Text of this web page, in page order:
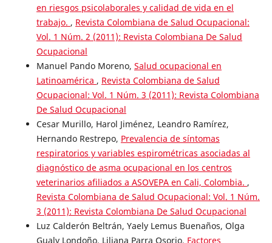
en riesgos psicolaborales y calidad de vida en el
trabajo. , Revista Colombiana de Salud Ocupacional:
Vol. 1 Núm. 2 (2011): Revista Colombiana De Salud
Ocupacional
Manuel Pando Moreno, Salud ocupacional en
Latinoamérica , Revista Colombiana de Salud
Ocupacional: Vol. 1 Núm. 3 (2011): Revista Colombiana
De Salud Ocupacional
Cesar Murillo, Harol Jiménez, Leandro Ramírez,
Hernando Restrepo, Prevalencia de síntomas
respiratorios y variables espirométricas asociadas al
diagnóstico de asma ocupacional en los centros
veterinarios afiliados a ASOVEPA en Cali, Colombia. ,
Revista Colombiana de Salud Ocupacional: Vol. 1 Núm.
3 (2011): Revista Colombiana De Salud Ocupacional
Luz Calderón Beltrán, Yaely Lemus Buenaños, Olga
Gualy Londoño, Liliana Parra Osorio, Factores